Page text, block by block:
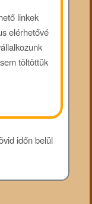
linkek
elérhetővé
töltöttük
időn belül